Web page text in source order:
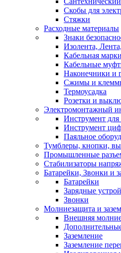
Скобы для
Стяжки
Расходные материалы
Знаки
Изолента,
Кабельная
Кабельные
Наконечники и
Сжимы и
Термоусадка
Розетки и
Электромонтажный
Инструмент для
Инструмент
Паяльное
Тумблеры, кнопки,
Промышленные
Стабилизаторы
Батарейки, Звонки и
Батарейки
Зарядные
Звонки
Молниезащита и
Внешняя
Заземление
Заземление